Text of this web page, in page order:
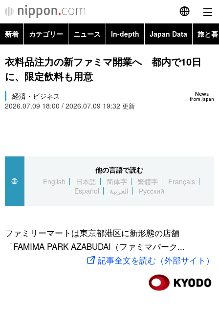
English
简体字
Русский
カテゴリー
国際
社会
文化
アーカイブ
Japan Data
旅と暮らし
動画/Live
新着 カテゴリー ニュース In-depth Japan Data 旅と
政治・外交
経済・ビジネス
国際・海外
文化
科学・技術
暮らし
スポーツ・東京2020
Topics
衣料品注力の新ファミマ開業へ 都内で10日
に、限定飲料も用意
News
from Japan
経済・ビジネス
2026.07.09 18:00 / 2026.07.09 19:32 更新
他の言語で読む
English
日本語 简体字 繁體字
Français
Español
العربية Русский
ファミリーマートは東京都港区に新形態の店舗
「FAMIMA PARK AZABUDAI（ファミマパーク...
記事全文を読む（外部サイト）